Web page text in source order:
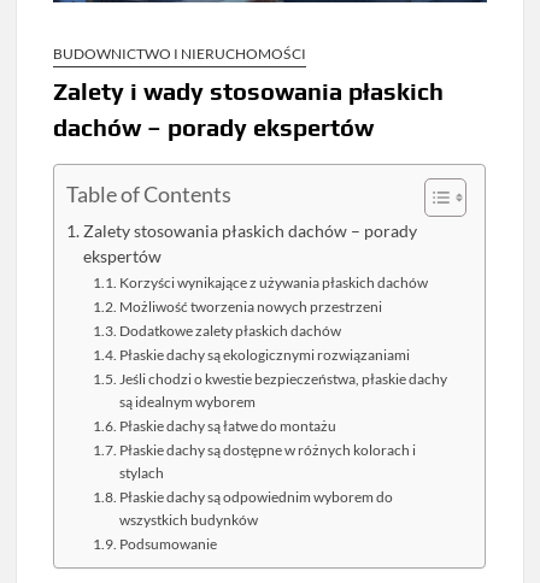
BUDOWNICTWO I NIERUCHOMOŚCI
Zalety i wady stosowania płaskich
dachów – porady ekspertów
Table of Contents
Zalety stosowania płaskich dachów – porady
ekspertów
Korzyści wynikające z używania płaskich dachów
Możliwość tworzenia nowych przestrzeni
Dodatkowe zalety płaskich dachów
Płaskie dachy są ekologicznymi rozwiązaniami
Jeśli chodzi o kwestie bezpieczeństwa, płaskie dachy
są idealnym wyborem
Płaskie dachy są łatwe do montażu
Płaskie dachy są dostępne w różnych kolorach i
stylach
Płaskie dachy są odpowiednim wyborem do
wszystkich budynków
Podsumowanie